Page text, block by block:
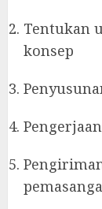
Tentukan
konsep